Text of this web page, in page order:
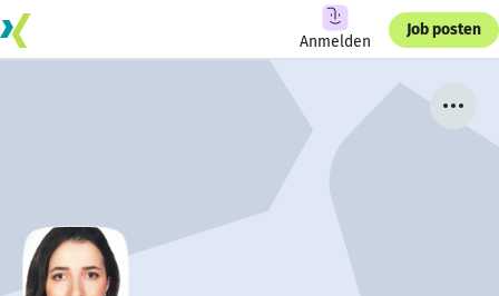
Anmelden
Job posten